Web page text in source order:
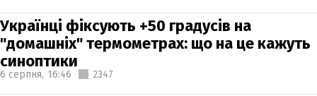
Українці фіксують +50 градусів на
"домашніх" термометрах: що на це кажуть
синоптики
6 серпня, 16:46 2347